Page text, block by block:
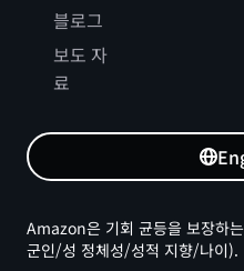
블로그
보도 자
료
Amazon은 기회 균등을 보장하
군인/성 정체성/성적 지향/나이).